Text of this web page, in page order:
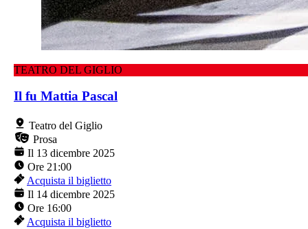
TEATRO DEL GIGLIO
Il fu Mattia Pascal
Teatro del Giglio
Prosa
Il 13 dicembre 2025
Ore 21:00
Acquista il biglietto
Il 14 dicembre 2025
Ore 16:00
Acquista il biglietto